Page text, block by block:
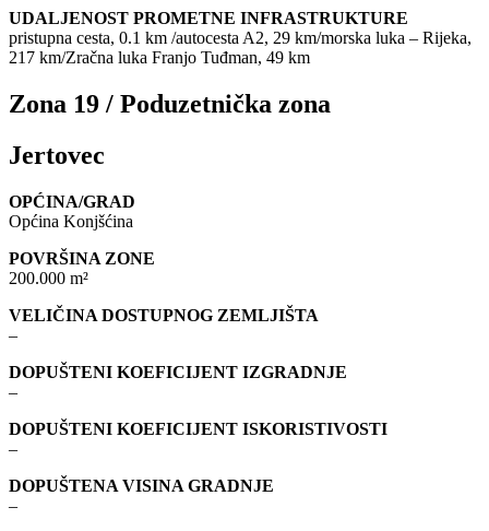
UDALJENOST PROMETNE INFRASTRUKTURE
pristupna cesta, 0.1 km /autocesta A2, 29 km/morska luka – Rijeka,
217 km/Zračna luka Franjo Tuđman, 49 km
Zona 19 / Poduzetnička zona
Jertovec
OPĆINA/GRAD
Općina Konjšćina
POVRŠINA ZONE
200.000 m²
VELIČINA DOSTUPNOG ZEMLJIŠTA
–
DOPUŠTENI KOEFICIJENT IZGRADNJE
–
DOPUŠTENI KOEFICIJENT ISKORISTIVOSTI
–
DOPUŠTENA VISINA GRADNJE
–